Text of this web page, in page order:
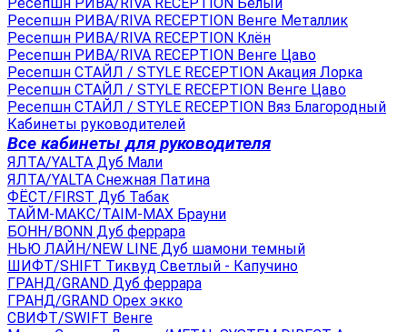
Ресепшн РИВА/RIVA RECEPTION Венге Металлик
Ресепшн РИВА/RIVA RECEPTION Клён
Ресепшн РИВА/RIVA RECEPTION Венге Цаво
Ресепшн СТАЙЛ / STYLE RECEPTION Акация Лорка
Ресепшн СТАЙЛ / STYLE RECEPTION Венге Цаво
Ресепшн СТАЙЛ / STYLE RECEPTION Вяз Благородный
Кабинеты руководителей
Все кабинеты для руководителя
ЯЛТА/YALTA Дуб Мали
ЯЛТА/YALTA Снежная Патина
ФЁСТ/FIRST Дуб Табак
ТАЙМ-МАКС/TAIM-MAX Брауни
БОНН/BONN Дуб феррара
НЬЮ ЛАЙН/NEW LINE Дуб шамони темный
ШИФТ/SHIFT Тиквуд Светлый - Капучино
ГРАНД/GRAND Дуб феррара
ГРАНД/GRAND Орех экко
СВИФТ/SWIFT Венге